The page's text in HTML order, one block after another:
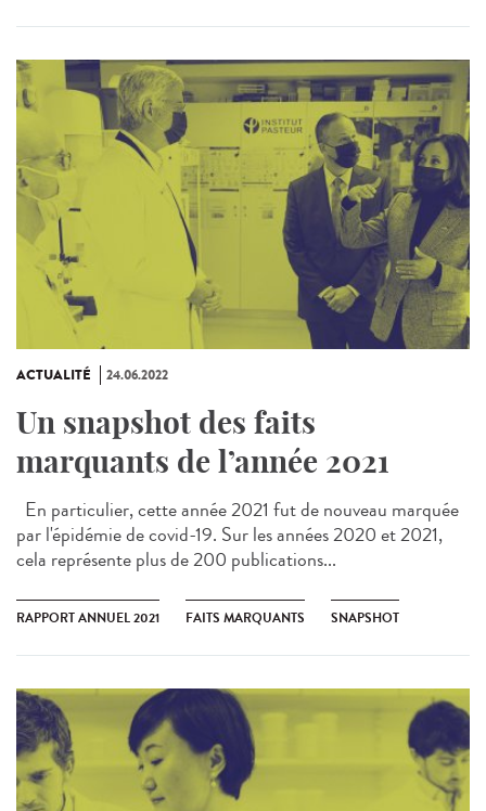
ACTUALITÉ 24.06.2022
Un snapshot des faits
marquants de l’année 2021
En particulier, cette année 2021 fut de nouveau marquée
par l'épidémie de covid-19. Sur les années 2020 et 2021,
cela représente plus de 200 publications...
RAPPORT ANNUEL 2021 FAITS MARQUANTS SNAPSHOT